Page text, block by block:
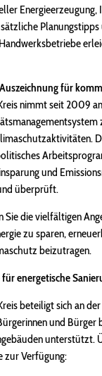
Energieerzeugung,
für
nimmt seit 2009
und
überprüft.
Sie die vielfältigen
zu sparen,
beizutragen.
energetische
beteiligt sich an
und Bürger
unterstützt.
zur Verfügung: